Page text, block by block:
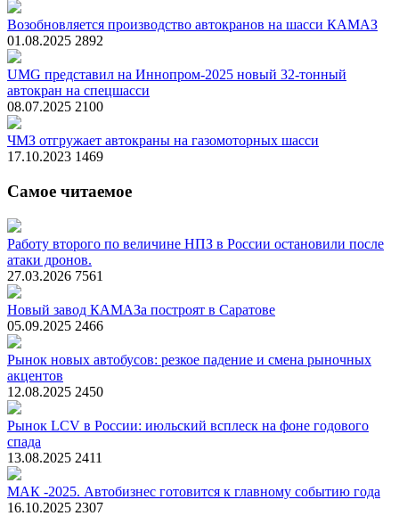
Возобновляется производство автокранов на шасси КАМАЗ
01.08.2025 2892
UMG представил на Иннопром-2025 новый 32-тонный
автокран на спецшасси
08.07.2025 2100
ЧМЗ отгружает автокраны на газомоторных шасси
17.10.2023 1469
Самое читаемое
Работу второго по величине НПЗ в России остановили после
атаки дронов.
27.03.2026 7561
Новый завод КАМАЗа построят в Саратове
05.09.2025 2466
Рынок новых автобусов: резкое падение и смена рыночных
акцентов
12.08.2025 2450
Рынок LCV в России: июльский всплеск на фоне годового
спада
13.08.2025 2411
МАК -2025. Автобизнес готовится к главному событию года
16.10.2025 2307